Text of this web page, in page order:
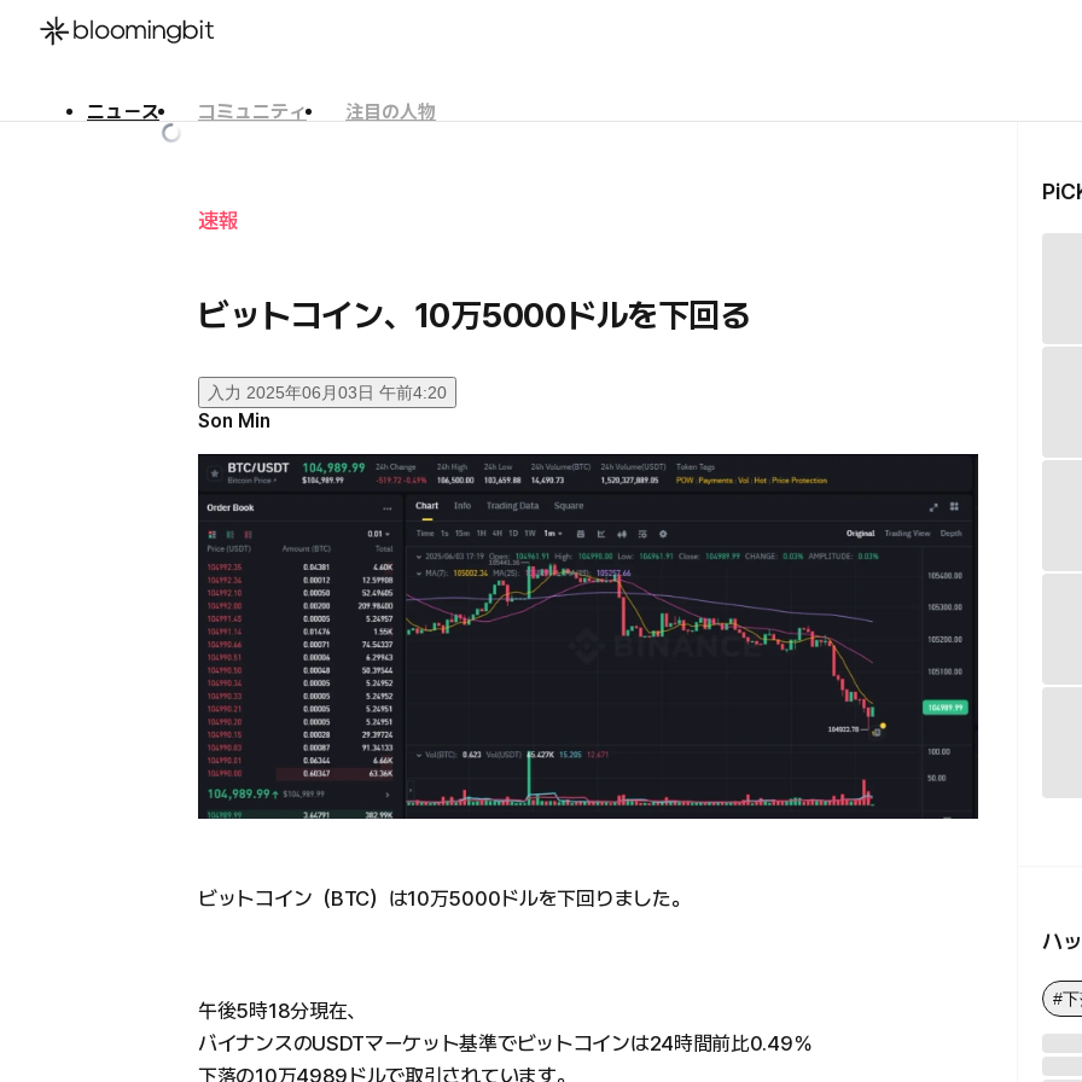
ニュース コミュニティ
注目の人物
速報
ビットコイン、10万5000ドルを下回る
入力 2025年06月03日 午前4:20
Son Min
ビットコイン（BTC）は10万5000ドルを下回りました。
午後5時18分現在、
バイナンスのUSDTマーケット基準でビットコインは24時間前比0.49％
下落の10万4989ドルで取引されています。
ハ
#